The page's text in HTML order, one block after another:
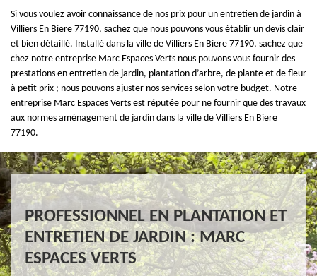
Si vous voulez avoir connaissance de nos prix pour un entretien de jardin à
Villiers En Biere 77190, sachez que nous pouvons vous établir un devis clair
et bien détaillé. Installé dans la ville de Villiers En Biere 77190, sachez que
chez notre entreprise Marc Espaces Verts nous pouvons vous fournir des
prestations en entretien de jardin, plantation d’arbre, de plante et de fleur
à petit prix ; nous pouvons ajuster nos services selon votre budget. Notre
entreprise Marc Espaces Verts est réputée pour ne fournir que des travaux
aux normes aménagement de jardin dans la ville de Villiers En Biere
77190.
PROFESSIONNEL EN PLANTATION ET
ENTRETIEN DE JARDIN : MARC
ESPACES VERTS